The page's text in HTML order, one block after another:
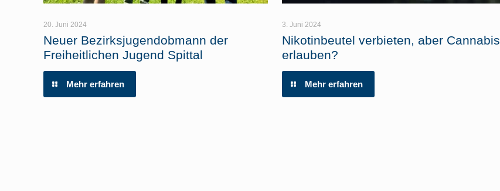
20. Juni 2024
Neuer Bezirksjugendobmann der
Freiheitlichen Jugend Spittal
Mehr erfahren
3. Juni 2024
Nikotinbeutel verbieten, aber Cannabis
erlauben?
Mehr erfahren